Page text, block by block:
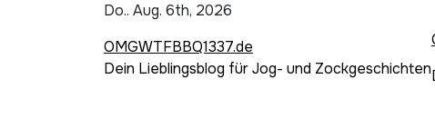
Do.. Aug. 6th, 2026
OMGWTFBBQ1337.de
Dein Lieblingsblog für Jog- und Zockgeschichten